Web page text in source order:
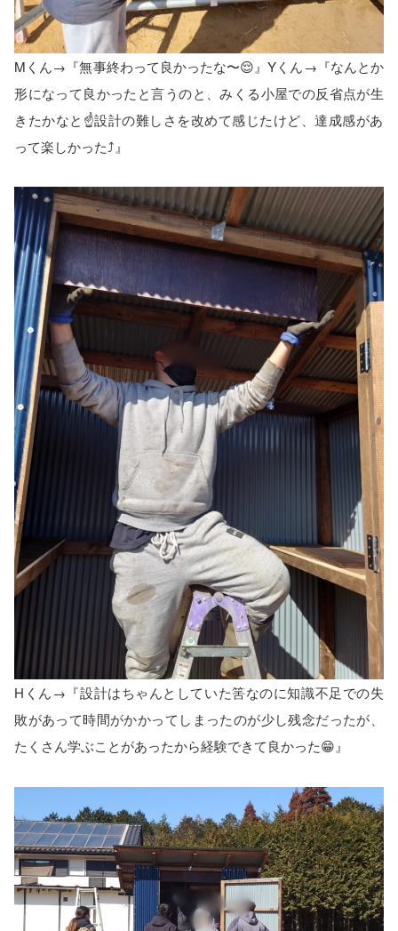
Mくん→『無事終わって良かったな〜😌』Yくん→『なんとか
形になって良かったと言うのと、みくる小屋での反省点が生
きたかなと☝️設計の難しさを改めて感じたけど、達成感があ
って楽しかった⤴️』
Hくん→『設計はちゃんとしていた筈なのに知識不足での失
敗があって時間がかかってしまったのが少し残念だったが、
たくさん学ぶことがあったから経験できて良かった😁』